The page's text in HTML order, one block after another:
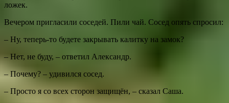
ложек.
Вечером пригласили соседей. Пили чай. Сосед опять спросил:
– Ну, теперь-то будете закрывать калитку на замок?
– Нет, не буду, – ответил Александр.
– Почему? – удивился сосед.
– Просто я со всех сторон защищён, – сказал Саша.